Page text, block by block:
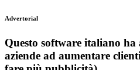
Advertorial
Questo software italiano
aziende ad aumentare